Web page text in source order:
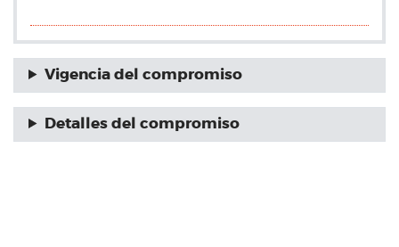
Vigencia del compromiso
Detalles del compromiso